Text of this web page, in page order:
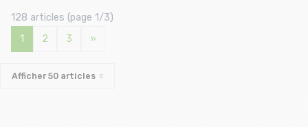
T.U
128 articles (page 1/3)
1
2 3 »
Afficher50 articles